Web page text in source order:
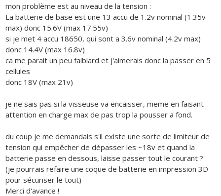
mon problème est au niveau de la tension :
La batterie de base est une 13 accu de 1.2v nominal (1.35v
max) donc 15.6V (max 17.55v)
si je met 4 accu 18650, qui sont a 3.6v nominal (4.2v max)
donc 14.4V (max 16.8v)
ca me parait un peu faiblard et j'aimerais donc la passer en 5
cellules
donc 18V (max 21v)
je ne sais pas si la visseuse va encaisser, meme en faisant
attention en charge max de pas trop la pousser a fond.
du coup je me demandais s'il existe une sorte de limiteur de
tension qui empêcher de dépasser les ~18v et quand la
batterie passe en dessous, laisse passer tout le courant ?
(je pourrais refaire une coque de batterie en impression 3D
pour sécuriser le tout)
Merci d'avance !